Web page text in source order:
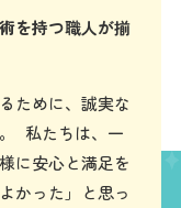
を持つ職人が揃
ために、誠実な
私たちは、一
に安心と満足を
かった」と思っ